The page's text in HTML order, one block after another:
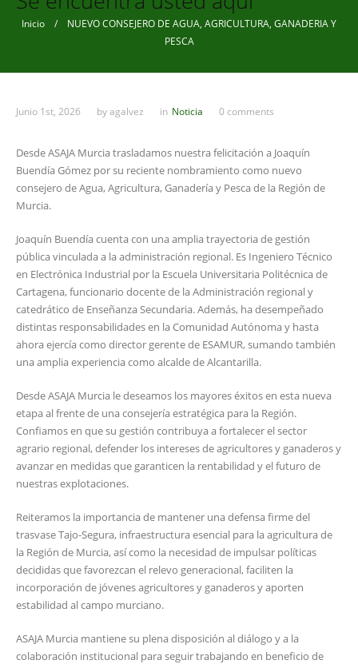
Inicio / NUEVO CONSEJERO DE AGUA, AGRICULTURA, GANADERIA Y
PESCA
Junio 1st, 2026 byagalvez in Noticia 0 comments
Desde ASAJA Murcia trasladamos nuestra felicitación a Joaquín
Buendía Gómez por su reciente nombramiento como nuevo
consejero de Agua, Agricultura, Ganadería y Pesca de la Región de
Murcia.
Joaquín Buendía cuenta con una amplia trayectoria de gestión
pública vinculada a la administración regional. Es Ingeniero Técnico
en Electrónica Industrial por la Escuela Universitaria Politécnica de
Cartagena, funcionario docente de la Administración regional y
catedrático de Enseñanza Secundaria. Además, ha desempeñado
distintas responsabilidades en la Comunidad Autónoma y hasta
ahora ejercía como director gerente de ESAMUR, sumando también
una amplia experiencia como alcalde de Alcantarilla.
Desde ASAJA Murcia le deseamos los mayores éxitos en esta nueva
etapa al frente de una consejería estratégica para la Región.
Confiamos en que su gestión contribuya a fortalecer el sector
agrario regional, defender los intereses de agricultores y ganaderos y
avanzar en medidas que garanticen la rentabilidad y el futuro de
nuestras explotaciones.
Reiteramos la importancia de mantener una defensa firme del
trasvase Tajo-Segura, infraestructura esencial para la agricultura de
la Región de Murcia, así como la necesidad de impulsar políticas
decididas que favorezcan el relevo generacional, faciliten la
incorporación de jóvenes agricultores y ganaderos y aporten
estabilidad al campo murciano.
ASAJA Murcia mantiene su plena disposición al diálogo y a la
colaboración institucional para seguir trabajando en beneficio de